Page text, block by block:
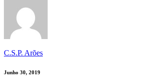
C.S.P. Arões
Junho 30, 2019